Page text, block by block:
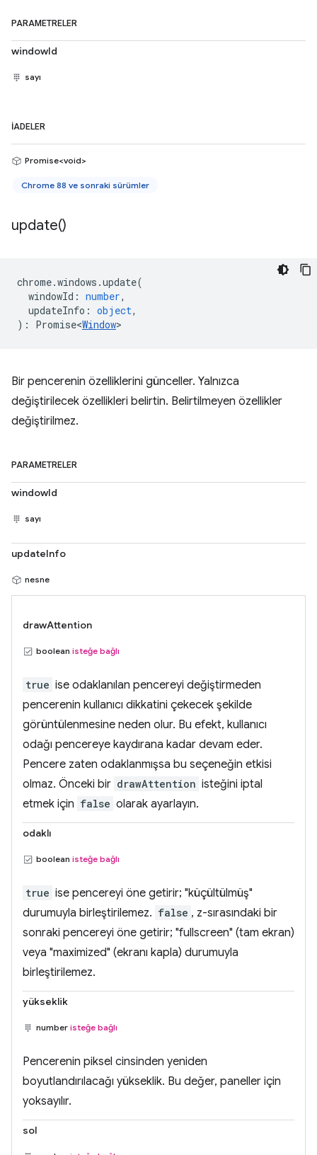
PARAMETRELER
windowId
sayı
İADELER
Promise<void>
Chrome 88 ve sonraki sürümler
update()
chrome.windows .update(
windowId : number,
updateInfo : object,
) : Promise<Window>
Bir pencerenin özelliklerini günceller. Yalnızca
değiştirilecek özellikleri belirtin. Belirtilmeyen özellikler
değiştirilmez.
PARAMETRELER
windowId
sayı
updateInfo
nesne
drawAttention
boolean isteğe bağlı
true ise odaklanılan pencereyi değiştirmeden
pencerenin kullanıcı dikkatini çekecek şekilde
görüntülenmesine neden olur. Bu efekt, kullanıcı
odağı pencereye kaydırana kadar devam eder.
Pencere zaten odaklanmışsa bu seçeneğin etkisi
olmaz. Önceki bir drawAttention isteğini iptal
etmek için false olarak ayarlayın.
odaklı
boolean isteğe bağlı
true ise pencereyi öne getirir; "küçültülmüş"
durumuyla birleştirilemez. false , z-sırasındaki bir
sonraki pencereyi öne getirir; "fullscreen" (tam ekran)
veya "maximized" (ekranı kapla) durumuyla
birleştirilemez.
yükseklik
number isteğe bağlı
Pencerenin piksel cinsinden yeniden
boyutlandırılacağı yükseklik. Bu değer, paneller için
yoksayılır.
sol